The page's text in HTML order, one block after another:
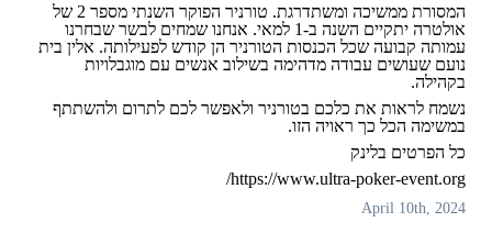
המסורת ממשיכה ומשתדרגת. טורניר הפוקר השנתי מספר 2 של
אולטרה יתקיים השנה ב-1 למאי. אנחנו שמחים לבשר שבחרנו
עמותה קבועה שכל הכנסות הטורניר הן קודש לפעילותה. אלין בית
נועם שעושים עבודה מדהימה בשילוב אנשים עם מוגבלויות
בקהילה.
נשמח לראות את כלכם בטורניר ולאפשר לכם לתרום ולהשתתף
במשימה הכל כך ראויה הזו.
כל הפרטים בלינק
https://www.ultra-poker-event.org/
April 10th, 2024